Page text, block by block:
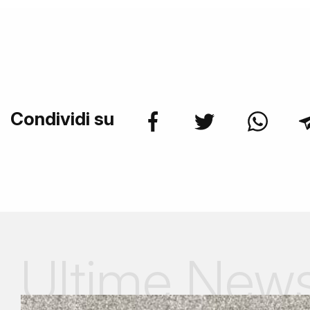
Condividi su
Ultime